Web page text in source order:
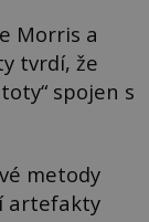
Morris a
tvrdí, že
spojen s
metody
artefakty